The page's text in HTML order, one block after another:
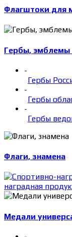
Флагштоки для
Гербы, эмблемы
-
Гербы
-
Гербы
-
Гербы
Флаги, знамена
наградная
Медали